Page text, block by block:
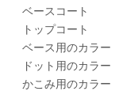
ベースコート
トップコート
ベース用のカラー
ドット用のカラ
かこみ用のカラー